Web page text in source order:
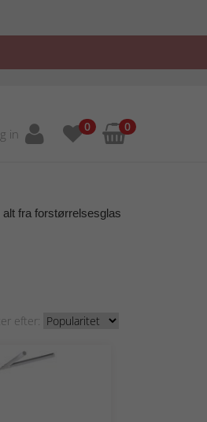
in 0 0
fra forstørrelsesglas
efter: